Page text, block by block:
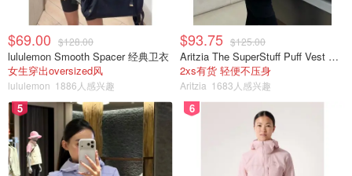
好消息！中国240小时过境免签口岸增
至65个，加拿大公民可申请！附申请
要求详解！
省钱君
$69.00 $128.00
lululemon Smooth Spacer 经典卫衣
女生穿出oversized风
lululemon 1886人感兴趣
$93.75 $125.00
Aritzia The SuperStuff Puff Vest 轻盈亮面马甲
2xs有货 轻便不压身
Aritzia 1683人感兴趣
5 6